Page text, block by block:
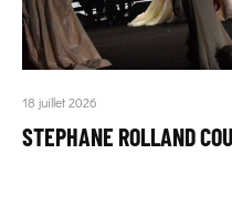
18 juillet 2026
STEPHANE ROLLAND